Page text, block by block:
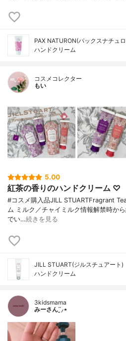
PAX NATURON(パックスナチュ
ハンドクリーム
コスメコレクター
もい
5.00
紅茶の香りのハンドクリーム ♡
#コスメ購入品JILL STUARTFragrant
ム ミルク／チャイミルク情報解禁時か
でい…続きを見る
JILL STUART(ジルスチュアート)
ハンドクリーム
3kidsmama
みーさん¨̮⸝⋆